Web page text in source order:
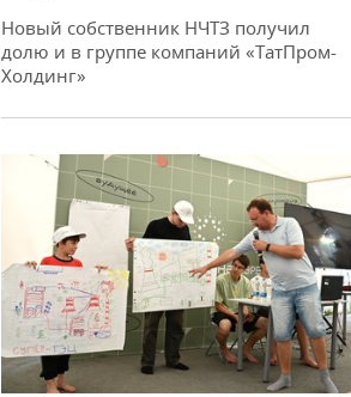
Новый собственник НЧТЗ получил
долю и в группе компаний «ТатПром-
Холдинг»